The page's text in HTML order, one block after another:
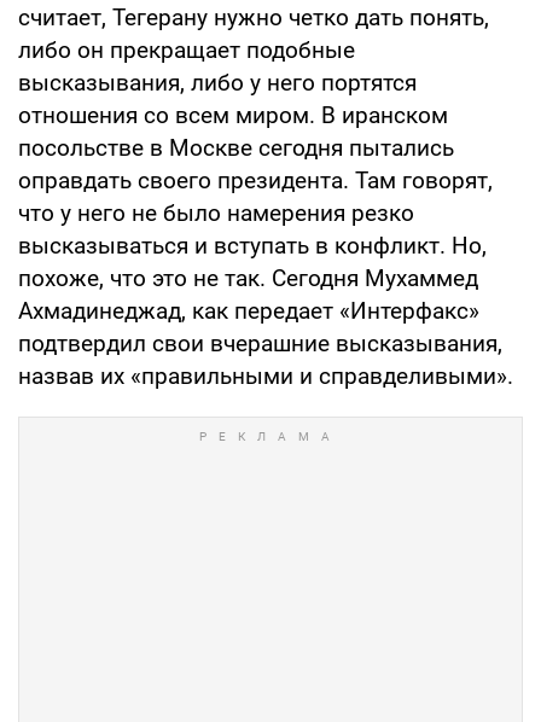
считает, Тегерану нужно четко дать понять,
либо он прекращает подобные
высказывания, либо у него портятся
отношения со всем миром. В иранском
посольстве в Москве сегодня пытались
оправдать своего президента. Там говорят,
что у него не было намерения резко
высказываться и вступать в конфликт. Но,
похоже, что это не так. Сегодня Мухаммед
Ахмадинеджад, как передает «Интерфакс»
подтвердил свои вчерашние высказывания,
назвав их «правильными и справделивыми».